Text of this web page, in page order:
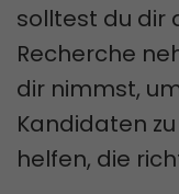
solltest du dir
Recherche
dir nimmst,
Kandidaten
helfen, die